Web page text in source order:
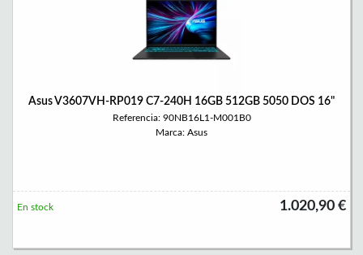
Asus V3607VH-RP019 C7-240H 16GB 512GB 5050 DOS 16"
Referencia: 90NB16L1-M001B0
Marca: Asus
1.020,90 €
En stock